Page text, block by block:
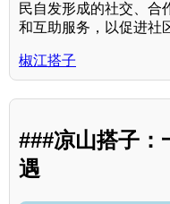
民自发形成的社交、合
和互助服务，以促进社
椒江搭子
###凉山搭子：
遇